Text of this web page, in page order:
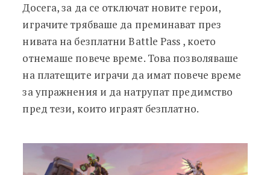
Досега, за да се отключат новите герои,
играчите трябваше да преминават през
нивата на безплатни Battle Pass , което
отнемаше повече време. Това позволяваше
на платещите играчи да имат повече време
за упражнения и да натрупат предимство
пред тези, които играят безплатно.